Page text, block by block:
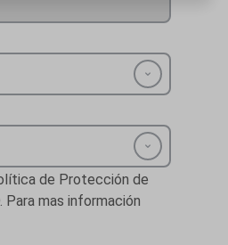
de Protección de
Para mas información